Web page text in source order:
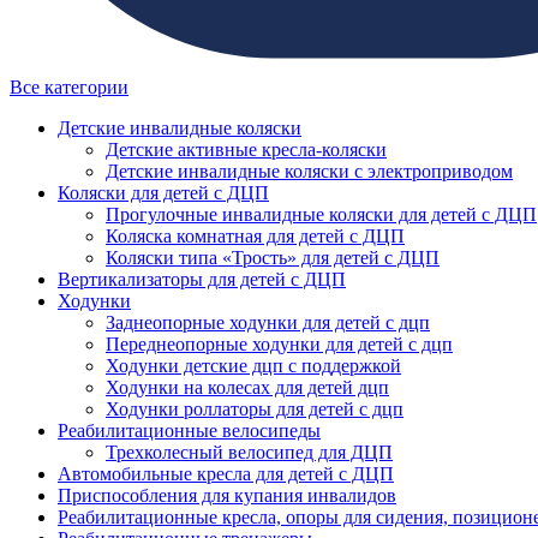
Все категории
Детские инвалидные коляски
Детские активные кресла-коляски
Детские инвалидные коляски с электроприводом
Коляски для детей с ДЦП
Прогулочные инвалидные коляски для детей с ДЦП
Коляска комнатная для детей с ДЦП
Коляски типа «Трость» для детей с ДЦП
Вертикализаторы для детей с ДЦП
Ходунки
Заднеопорные ходунки для детей с дцп
Переднеопорные ходунки для детей с дцп
Ходунки детские дцп с поддержкой
Ходунки на колесах для детей дцп
Ходунки роллаторы для детей с дцп
Реабилитационные велосипеды
Трехколесный велосипед для ДЦП
Автомобильные кресла для детей с ДЦП
Приспособления для купания инвалидов
Реабилитационные кресла, опоры для сидения,